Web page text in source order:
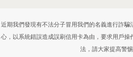
近期我們發現有不法分子冒用我們的名義進行詐騙
心，以系統錯誤造成誤刷信用卡為由，要求用戶
法，請大家提高警惕